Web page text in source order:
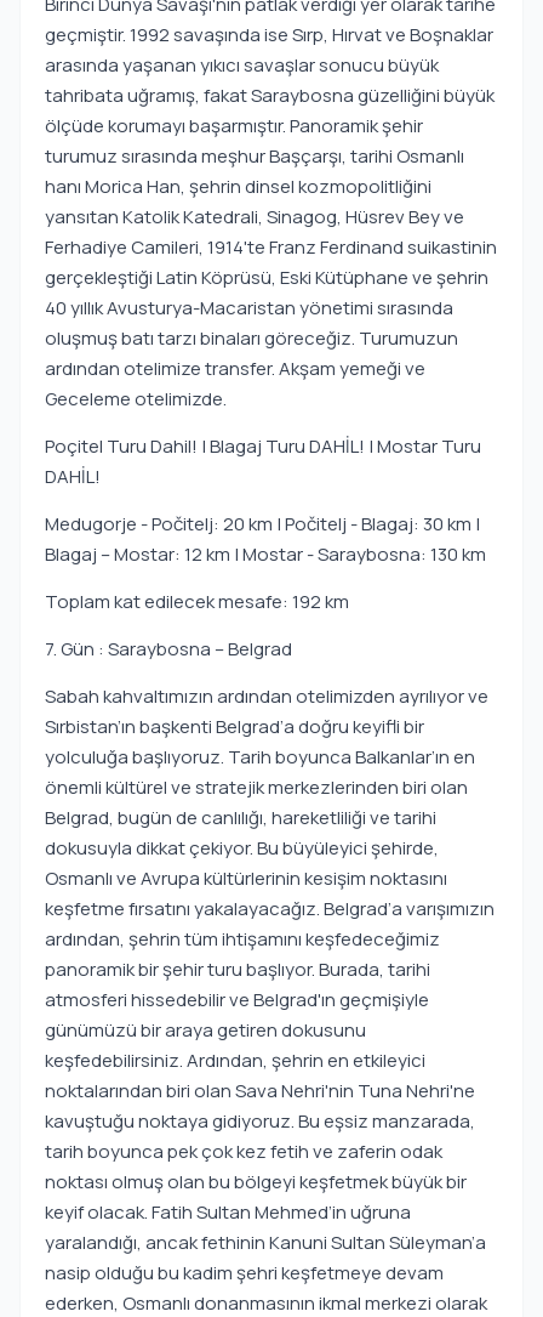
geçmiştir. 1992 savaşında ise Sırp, Hırvat ve Boşnaklar
arasında yaşanan yıkıcı savaşlar sonucu büyük
tahribata uğramış, fakat Saraybosna güzelliğini büyük
ölçüde korumayı başarmıştır. Panoramik şehir
turumuz sırasında meşhur Başçarşı, tarihi Osmanlı
hanı Morica Han, şehrin dinsel kozmopolitliğini
yansıtan Katolik Katedrali, Sinagog, Hüsrev Bey ve
Ferhadiye Camileri, 1914'te Franz Ferdinand suikastinin
gerçekleştiği Latin Köprüsü, Eski Kütüphane ve şehrin
40 yıllık Avusturya-Macaristan yönetimi sırasında
oluşmuş batı tarzı binaları göreceğiz. Turumuzun
ardından otelimize transfer. Akşam yemeği ve
Geceleme otelimizde.
Poçitel Turu Dahil! | Blagaj Turu DAHİL! | Mostar Turu
DAHİL!
Medugorje - Počitelj: 20 km | Počitelj - Blagaj: 30 km |
Blagaj – Mostar: 12 km | Mostar - Saraybosna: 130 km
Toplam kat edilecek mesafe: 192 km
7. Gün : Saraybosna – Belgrad
Sabah kahvaltımızın ardından otelimizden ayrılıyor ve
Sırbistan’ın başkenti Belgrad’a doğru keyifli bir
yolculuğa başlıyoruz. Tarih boyunca Balkanlar’ın en
önemli kültürel ve stratejik merkezlerinden biri olan
Belgrad, bugün de canlılığı, hareketliliği ve tarihi
dokusuyla dikkat çekiyor. Bu büyüleyici şehirde,
Osmanlı ve Avrupa kültürlerinin kesişim noktasını
keşfetme fırsatını yakalayacağız. Belgrad’a varışımızın
ardından, şehrin tüm ihtişamını keşfedeceğimiz
panoramik bir şehir turu başlıyor. Burada, tarihi
atmosferi hissedebilir ve Belgrad'ın geçmişiyle
günümüzü bir araya getiren dokusunu
keşfedebilirsiniz. Ardından, şehrin en etkileyici
noktalarından biri olan Sava Nehri'nin Tuna Nehri'ne
kavuştuğu noktaya gidiyoruz. Bu eşsiz manzarada,
tarih boyunca pek çok kez fetih ve zaferin odak
noktası olmuş olan bu bölgeyi keşfetmek büyük bir
keyif olacak. Fatih Sultan Mehmed’in uğruna
yaralandığı, ancak fethinin Kanuni Sultan Süleyman’a
nasip olduğu bu kadim şehri keşfetmeye devam
ederken, Osmanlı donanmasının ikmal merkezi olarak